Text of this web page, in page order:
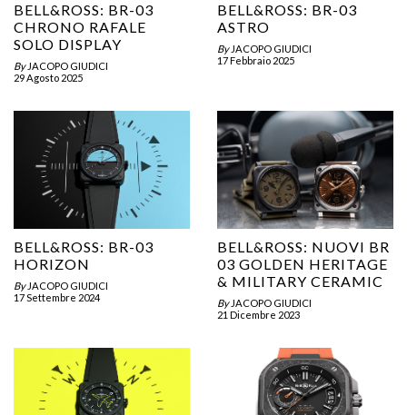
BELL&ROSS: BR-03
CHRONO RAFALE
SOLO DISPLAY
By JACOPO GIUDICI
29 Agosto 2025
BELL&ROSS: BR-03
ASTRO
By JACOPO GIUDICI
17 Febbraio 2025
BELL&ROSS: BR-03
HORIZON
By JACOPO GIUDICI
17 Settembre 2024
BELL&ROSS: NUOVI BR
03 GOLDEN HERITAGE
& MILITARY CERAMIC
By JACOPO GIUDICI
21 Dicembre 2023